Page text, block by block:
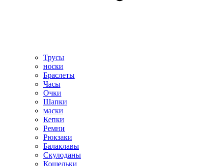
Трусы
носки
Браслеты
Часы
Очки
Шапки
маски
Кепки
Ремни
Рюкзаки
Балаклавы
Скулоданы
Кошельки